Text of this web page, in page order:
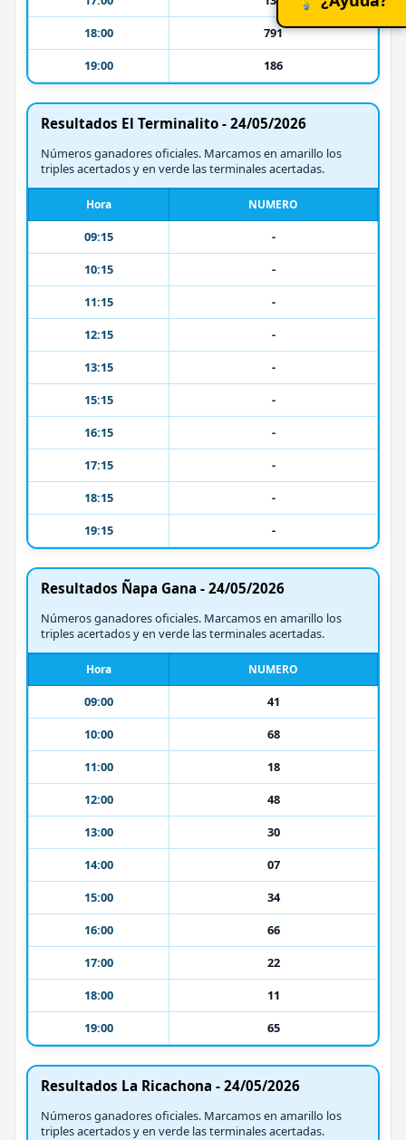
18:00
791
19:00
186
Resultados El Terminalito - 24/05/2026
Números ganadores oficiales. Marcamos en amarillo los
triples acertados y en verde las terminales acertadas.
Hora NUMERO
09:15
-
10:15
-
11:15
-
12:15
-
13:15
-
15:15
-
16:15
-
17:15
-
18:15
-
19:15
-
Resultados Ñapa Gana - 24/05/2026
Números ganadores oficiales. Marcamos en amarillo los
triples acertados y en verde las terminales acertadas.
Hora NUMERO
09:00
41
10:00
68
11:00
18
12:00
48
13:00
30
14:00
07
15:00
34
16:00
66
17:00
22
18:00
11
19:00
65
Resultados La Ricachona - 24/05/2026
Números ganadores oficiales. Marcamos en amarillo los
triples acertados y en verde las terminales acertadas.